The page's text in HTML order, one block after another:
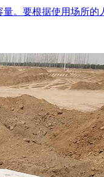
。要根据使用场所